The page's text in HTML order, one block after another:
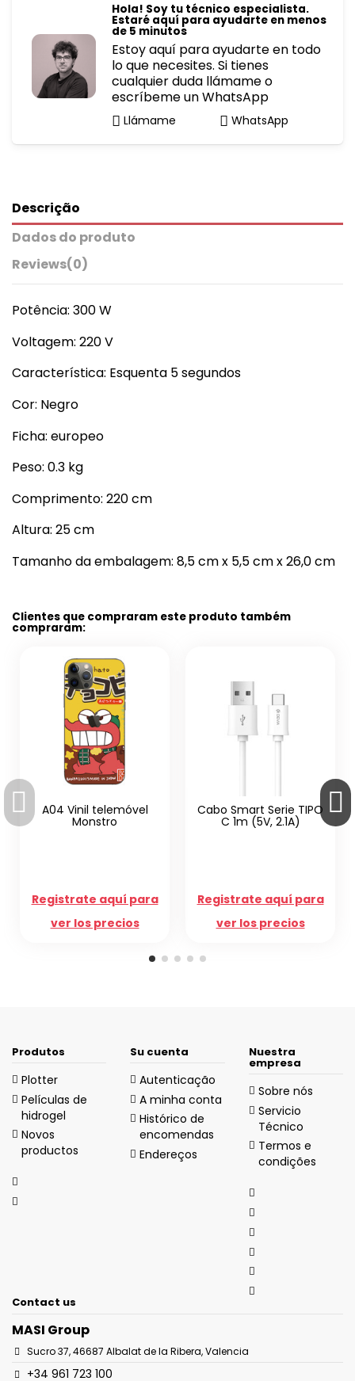
Hola! Soy tu técnico especialista.
Estaré aquí para ayudarte en menos
de 5 minutos
Estoy aquí para ayudarte en todo
lo que necesites. Si tienes
cualquier duda llámame o
escríbeme un WhatsApp
Llámame WhatsApp
Descrição
Dados do produto
Reviews(0)
Potência: 300 W
Voltagem: 220 V
Característica: Esquenta 5 segundos
Cor: Negro
Ficha: europeo
Peso: 0.3 kg
Comprimento: 220 cm
Altura: 25 cm
Tamanho da embalagem: 8,5 cm x 5,5 cm x 26,0 cm
Clientes que compraram este produto também
compraram:
Vinil telemóvel
Monstro
aquí para
los precios
Cabo Smart Serie TIPO
C 1m (5V, 2.1A)
Registrate aquí para
ver los precios
Produtos
Plotter
Películas de
hidrogel
Novos
productos
Su cuenta
Autenticação
A minha conta
Histórico de
encomendas
Endereços
Nuestra
empresa
Sobre nós
Servicio
Técnico
Termos e
condições
Contact us
MASI Group
Sucro 37, 46687 Albalat de la Ribera, Valencia
+34 961 723 100